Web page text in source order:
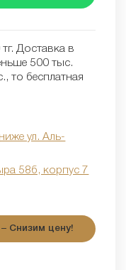
Доставка в
500 тыс.
то бесплатная
ул. Аль-
58б, корпус 7
Снизим цену!